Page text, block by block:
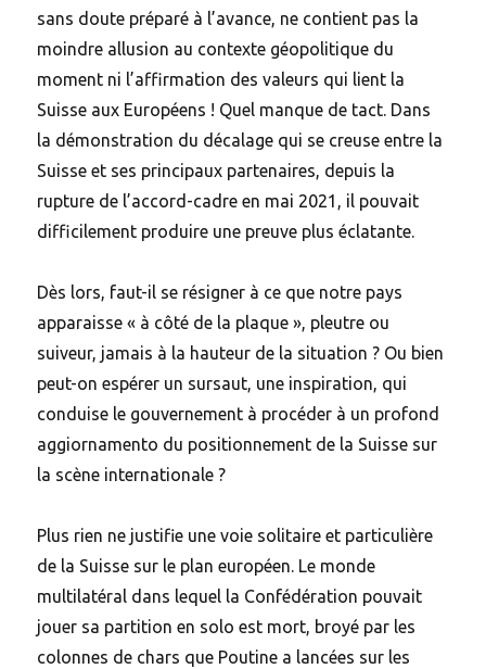
sans doute préparé à l’avance, ne contient pas la
moindre allusion au contexte géopolitique du
moment ni l’affirmation des valeurs qui lient la
Suisse aux Européens ! Quel manque de tact. Dans
la démonstration du décalage qui se creuse entre la
Suisse et ses principaux partenaires, depuis la
rupture de l’accord-cadre en mai 2021, il pouvait
difficilement produire une preuve plus éclatante.
Dès lors, faut-il se résigner à ce que notre pays
apparaisse « à côté de la plaque », pleutre ou
suiveur, jamais à la hauteur de la situation ? Ou bien
peut-on espérer un sursaut, une inspiration, qui
conduise le gouvernement à procéder à un profond
aggiornamento du positionnement de la Suisse sur
la scène internationale ?
Plus rien ne justifie une voie solitaire et particulière
de la Suisse sur le plan européen. Le monde
multilatéral dans lequel la Confédération pouvait
jouer sa partition en solo est mort, broyé par les
colonnes de chars que Poutine a lancées sur les